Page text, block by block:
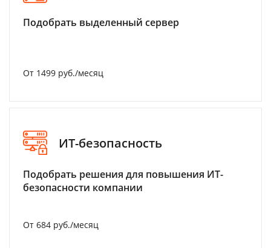
Подобрать выделенный сервер
От 1499 руб./месяц
ИТ-безопасность
Подобрать решения для повышения ИТ-
безопасности компании
От 684 руб./месяц